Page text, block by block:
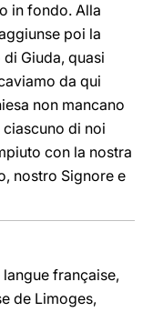
in fondo. Alla
poi la
Giuda, quasi
da qui
non mancano
di noi
con la nostra
nostro Signore e
française,
de Limoges,